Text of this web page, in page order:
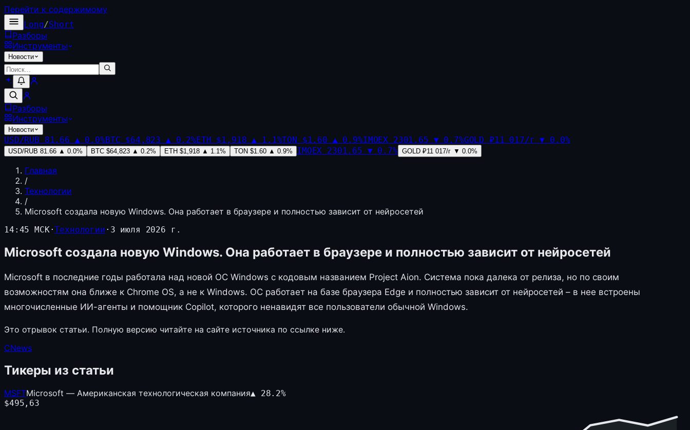
Перейти к содержимому
Long/Short
Разборы
Инструменты
Новости
Разборы
Инструменты
Новости
USD/RUB 81.66 ▲ 0.0%BTC $64,823 ▲ 0.2%ETH $1,918 ▲ 1.1%TON $1.60 ▲ 0.9%IMOEX 2301.65 ▼ 0.7%GOLD ₽11 017/г ▼ 0.0%
USD/RUB 81.66 ▲ 0.0% BTC $64,823 ▲ 0.2% ETH $1,918 ▲ 1.1% TON $1.60 ▲ 0.9% IMOEX 2301.65 ▼ 0.7% GOLD ₽11 017/г ▼ 0.0%
Главная
/
Технологии
/
Microsoft создала новую Windows. Она работает в браузере и полностью зависит от нейросетей
14:45 МСК·Технологии · 3 июля 2026 г.
Microsoft создала новую Windows. Она работает в браузере и полностью зависит от нейросетей
Microsoft в последние годы работала над новой ОС Windows с кодовым названием Project Aion. Система пока далека от релиза, но по своим
возможностям она ближе к Chrome OS, а не к Windows. ОС работает на базе браузера Edge и полностью зависит от нейросетей – в нее встроены
многочисленные ИИ-агенты и помощник Copilot, которого ненавидят все пользователи обычной Windows.
Это отрывок статьи. Полную версию читайте на сайте источника по ссылке ниже.
CNews
Тикеры из статьи
MSFTMicrosoft — Американская технологическая компания▲ 28.2%
$495,63